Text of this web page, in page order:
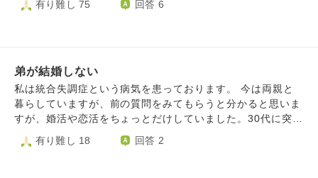
夫との二人暮らしにもとっくの昔に限界を迎えております。
れは本当なのでしょうか？ できることなら魂ごとすべて消
滅したいのですが、それもやはり不可能でしょうか？ 自尽
した後も苦しまずに済む方法がございましたら、どうかご教
授をよろしくお願い申し上げます。
有り難し 75 回答 6
弟が結婚しない
私は統合失調症という病気を患っております。 今は両親と
暮らしていますが、前の質問をみてもらうと分かると思いま
すが、婚活や恋活をちょっとだけしていました。30代に突入
し、思ったのはこんなのは意味ないということ。精神障害で
子供は産むべきではないということ。弟に子供が出来る、弟
有り難し 18 回答 2